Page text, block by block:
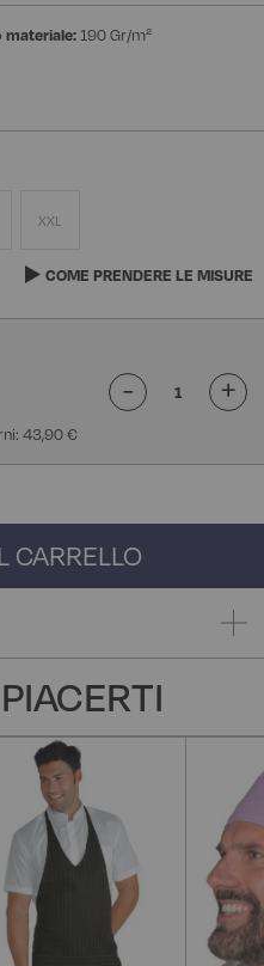
materiale:190 Gr/m²
XXL
COME PRENDERE LE MISURE
43,90 €
- +
CARRELLO